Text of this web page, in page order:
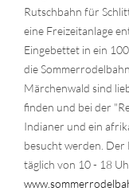
Rutschbahn für
eine Freizeitanlage
Eingebettet in ein
die
Märchenwald sind
finden und bei der
Indianer und ein
besucht werden.
täglich von 10 - 18